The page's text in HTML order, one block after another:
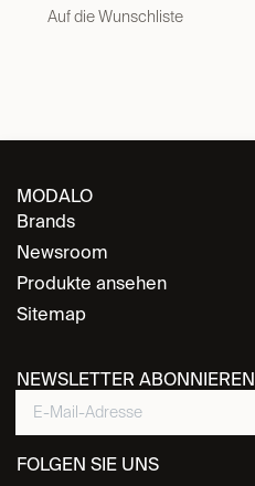
Auf die Wunschliste
MODALO
Brands
Newsroom
Produkte ansehen
Sitemap
NEWSLETTER ABONNIEREN
FOLGEN SIE UNS